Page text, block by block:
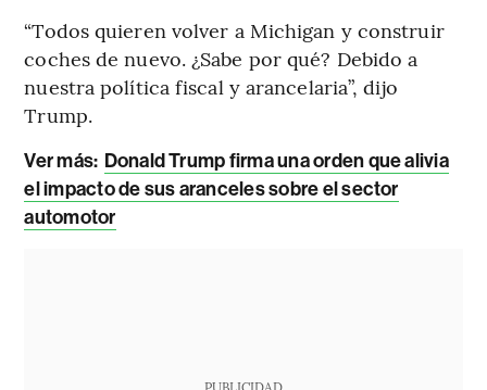
“Todos quieren volver a Michigan y construir
coches de nuevo. ¿Sabe por qué? Debido a
nuestra política fiscal y arancelaria”, dijo
Trump.
Ver más: Donald Trump firma una orden que alivia
el impacto de sus aranceles sobre el sector
automotor